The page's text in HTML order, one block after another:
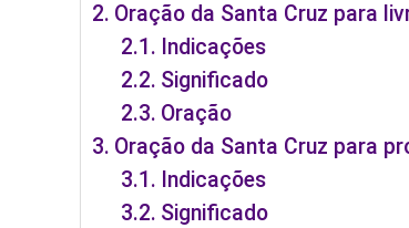
Oração da Santa Cruz para
Indicações
Significado
Oração
Oração da Santa Cruz para
Indicações
Significado